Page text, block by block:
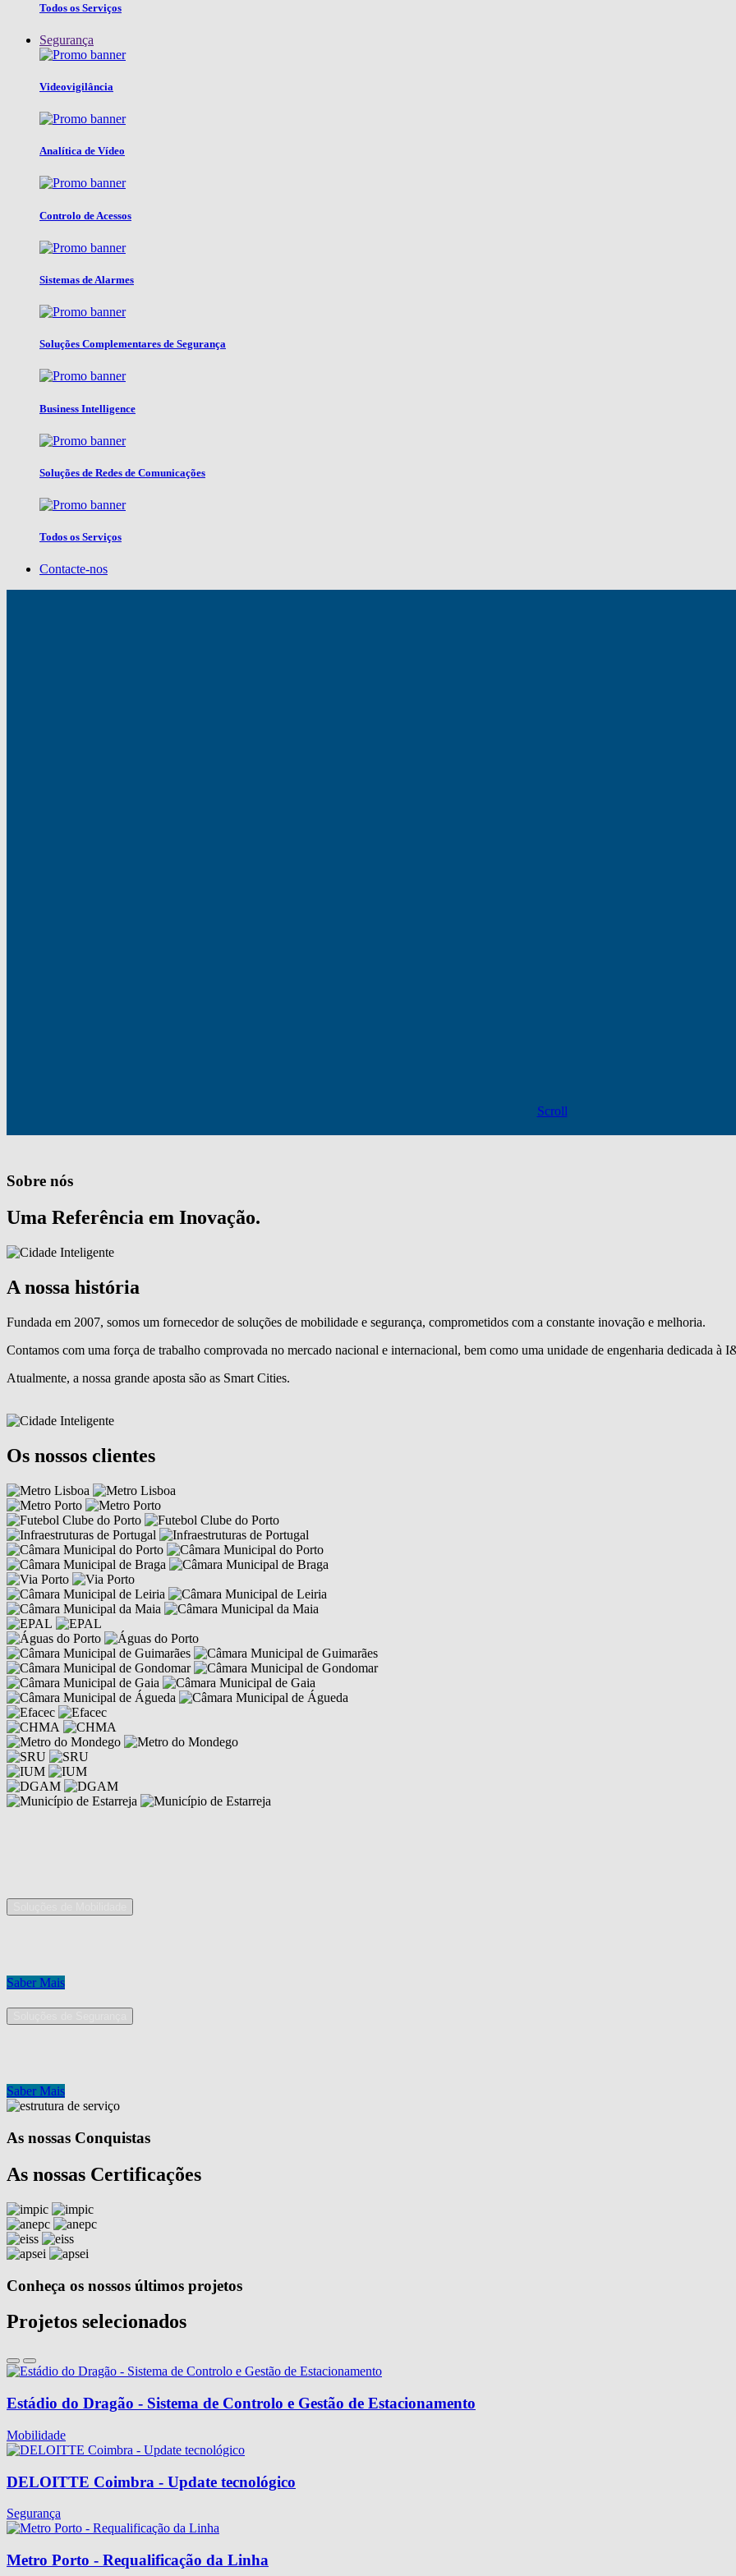
Todos os Serviços
Segurança
Videovigilância
Analítica de Vídeo
Controlo de Acessos
Sistemas de Alarmes
Soluções Complementares de Segurança
Business Intelligence
Soluções de Redes de Comunicações
Todos os Serviços
Contacte-nos
Scroll
Sobre nós
Uma Referência em Inovação.
A nossa história
Fundada em 2007, somos um fornecedor de soluções de mobilidade e segurança, comprometidos com a constante inovação e melhoria.
Contamos com uma força de trabalho comprovada no mercado nacional e internacional, bem como uma unidade de engenharia dedicada à
Atualmente, a nossa grande aposta são as Smart Cities.
Os nossos clientes
Saber Mais
Saber Mais
As nossas Conquistas
As nossas Certificações
Conheça os nossos últimos projetos
Projetos selecionados
Estádio do Dragão - Sistema de Controlo e Gestão de Estacionamento
Mobilidade
DELOITTE Coimbra - Update tecnológico
Segurança
Metro Porto - Requalificação da Linha